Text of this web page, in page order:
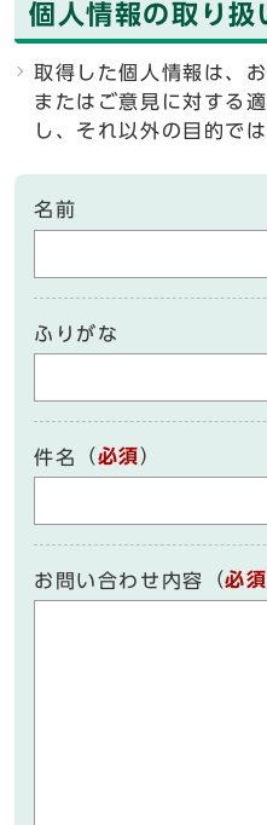
個人情報の取り扱
取得した個人情報は、
またはご意見に対する
し、それ以外の目的で
名前
ふりがな
件名 （必須）
お問い合わせ内容 （必須